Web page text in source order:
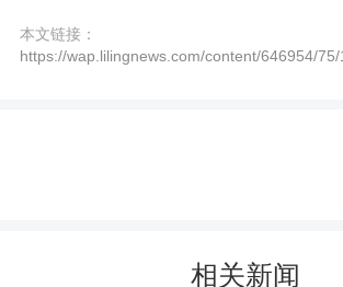
本文链接：
https://wap.lilingnews.com/content/646954/
相关新闻